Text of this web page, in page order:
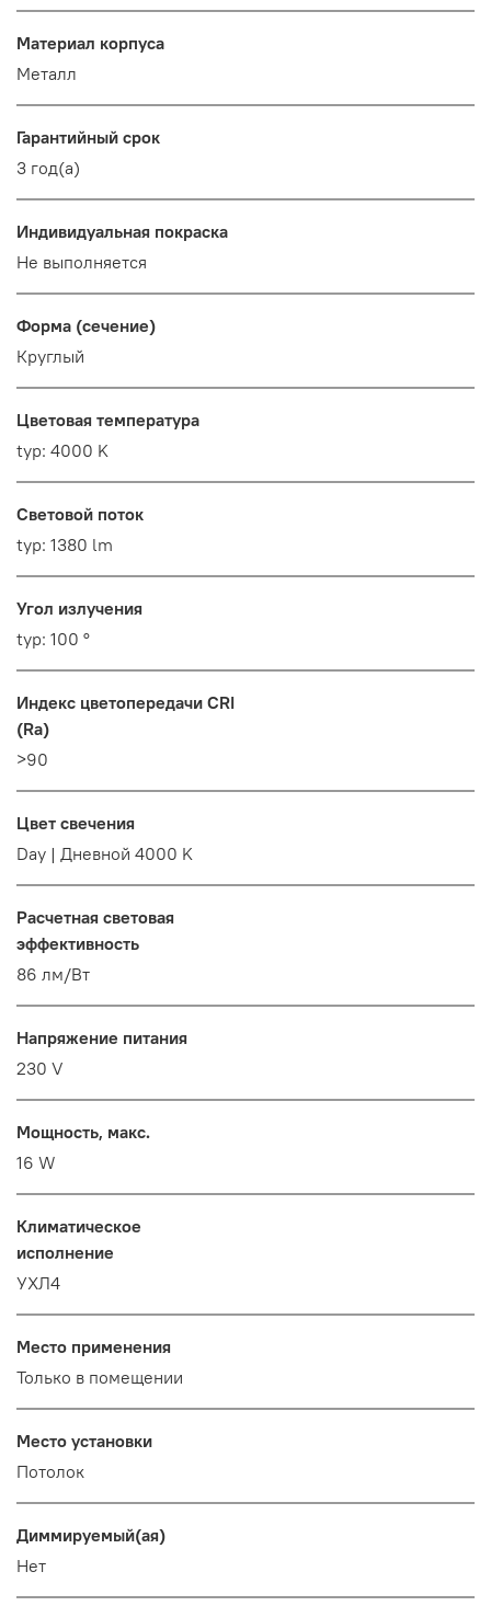
Материал корпуса
Металл
Гарантийный срок
3 год(а)
Индивидуальная покраска
Не выполняется
Форма (сечение)
Круглый
Цветовая температура
typ: 4000 K
Световой поток
typ: 1380 lm
Угол излучения
typ: 100 °
Индекс цветопередачи CRI
(Ra)
>90
Цвет свечения
Day | Дневной 4000 K
Расчетная световая
эффективность
86 лм/Вт
Напряжение питания
230 V
Мощность, макс.
16 W
Климатическое
исполнение
УХЛ4
Место применения
Только в помещении
Место установки
Потолок
Диммируемый(ая)
Нет